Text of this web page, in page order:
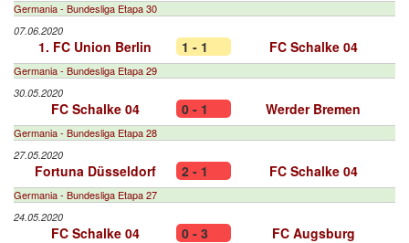
Germania - Bundesliga Etapa 30
07.06.2020
1. FC Union Berlin 1 - 1 FC Schalke 04
Germania - Bundesliga Etapa 29
30.05.2020
FC Schalke 04 0 - 1 Werder Bremen
Germania - Bundesliga Etapa 28
27.05.2020
Fortuna Düsseldorf 2 - 1 FC Schalke 04
Germania - Bundesliga Etapa 27
24.05.2020
FC Schalke 04 0 - 3 FC Augsburg